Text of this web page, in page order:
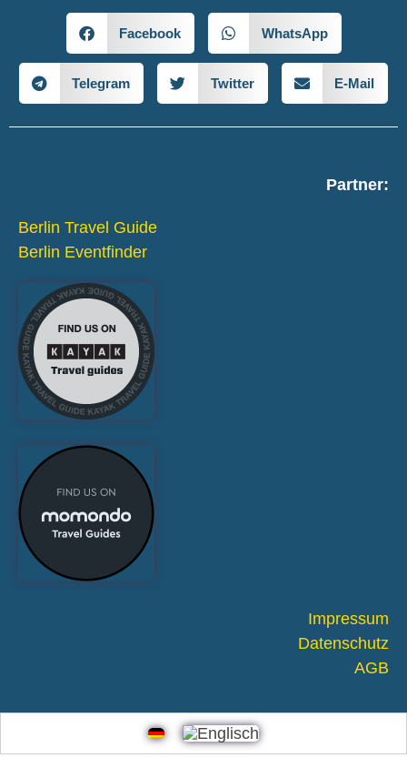
Facebook WhatsApp
Telegram Twitter E-Mail
Partner:
Berlin Travel Guide
Berlin Eventfinder
Impressum
Datenschutz
AGB